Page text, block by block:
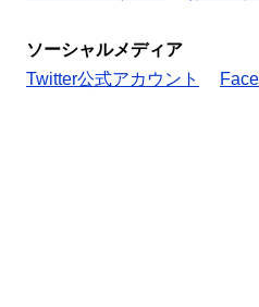
ソーシャルメディア
Twitter公式アカウント